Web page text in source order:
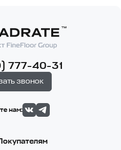
777-40-31
звонок
нам: